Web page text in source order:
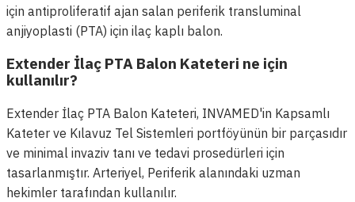
için antiproliferatif ajan salan periferik transluminal
anjiyoplasti (PTA) için ilaç kaplı balon.
Extender İlaç PTA Balon Kateteri ne için
kullanılır?
Extender İlaç PTA Balon Kateteri, INVAMED'in Kapsamlı
Kateter ve Kılavuz Tel Sistemleri portföyünün bir parçasıdır
ve minimal invaziv tanı ve tedavi prosedürleri için
tasarlanmıştır. Arteriyel, Periferik alanındaki uzman
hekimler tarafından kullanılır.